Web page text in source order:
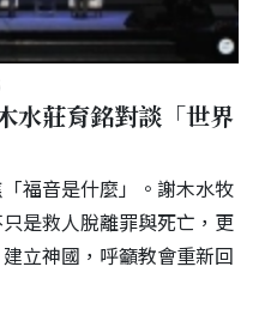
水莊育銘對談「世界
福音是什麼」。謝木水牧
是救人脫離罪與死亡，更
立神國，呼籲教會重新回